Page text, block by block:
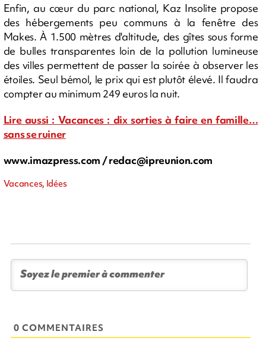
Enfin, au cœur du parc national, Kaz Insolite propose
des hébergements peu communs à la fenêtre des
Makes. À 1.500 mètres d'altitude, des gîtes sous forme
de bulles transparentes loin de la pollution lumineuse
des villes permettent de passer la soirée à observer les
étoiles. Seul bémol, le prix qui est plutôt élevé. Il faudra
compter au minimum 249 euros la nuit.
Lire aussi : Vacances : dix sorties à faire en famille…
sans se ruiner
www.imazpress.com /redac@ipreunion.com
Vacances, Idées
0 COMMENTAIRES